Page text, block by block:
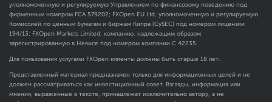
уполномоченную и регулируемую Управлением по финансовому поведению под
фирменным номером FCA 579202; FXOpen EU Ltd, уполномоченную и регулируемую
Комиссией по ценным бумагам и биржам Кипра (CySEC) под номером лицензии
194/13; FXOpen Markets Limited, компанию, надлежащим образом
зарегистрированную в Невисе под номером компании C 42235.
Для пользования услугами FXOpen клиенты должны быть старше 18 лет.
Представленный материал предназначен только для информационных целей и не
должен рассматриваться как инвестиционный совет. Взгляды, информация или
мнения, выраженные в тексте, принадлежат исключительно автору, а не